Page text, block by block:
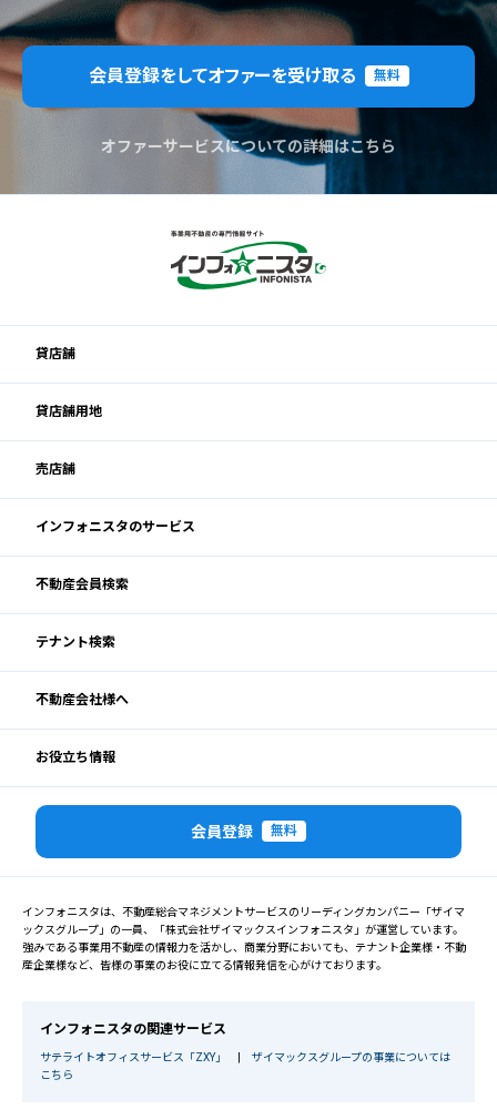
会員登録をしてオファーを受け取る 無料
オファーサービスについての詳細はこちら
貸店舗
貸店舗用地
売店舗
インフォニスタのサービス
不動産会員検索
テナント検索
不動産会社様へ
お役立ち情報
会員登録 無料
インフォニスタは、不動産総合マネジメントサービスのリーディングカンパニー「ザイマ
ックスグループ」の一員、「株式会社ザイマックスインフォニスタ」が運営しています。
強みである事業用不動産の情報力を活かし、商業分野においても、テナント企業様・不動
産企業様など、皆様の事業のお役に立てる情報発信を心がけております。
インフォニスタの関連サービス
サテライトオフィスサービス「ZXY」
ザイマックスグループの事業については
こちら